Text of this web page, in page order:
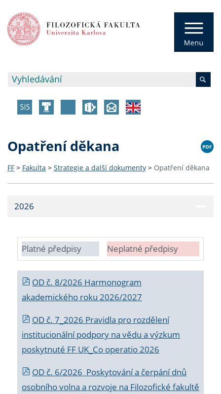
Opatření děkana
FF > Fakulta > Strategie a další dokumenty > Opatření děkana
2026
Platné předpisy Neplatné předpisy
OD č. 8/2026 Harmonogram
akademického roku 2026/2027
OD č. 7_2026 Pravidla pro rozdělení
institucionální podpory na vědu a výzkum
poskytnuté FF UK_Co operatio 2026
OD č. 6/2026 Poskytování a čerpání dnů
osobního volna a rozvoje na Filozofické fakultě